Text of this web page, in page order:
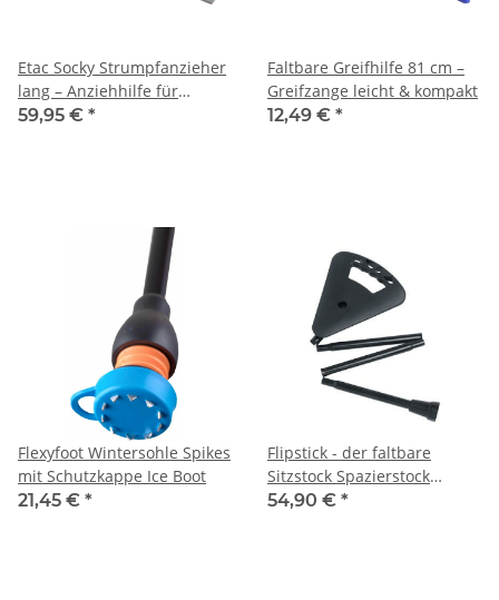
Etac Socky Strumpfanzieher
lang – Anziehhilfe für
Socken & Strümpfe – 60 cm
59,95 € *
Faltbare Greifhilfe 81 cm –
Greifzange leicht & kompakt
12,49 € *
Flexyfoot Wintersohle Spikes
mit Schutzkappe Ice Boot
21,45 € *
Flipstick - der faltbare
Sitzstock Spazierstock
Gehstock
54,90 € *